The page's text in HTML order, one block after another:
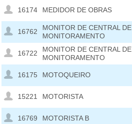
16174 MEDIDOR DE OBRAS
16762
MONITOR DE CENTRAL DE
MONITORAMENTO
16722
MONITOR DE CENTRAL DE
MONITORAMENTO
16175 MOTOQUEIRO
15221 MOTORISTA
16769 MOTORISTA B